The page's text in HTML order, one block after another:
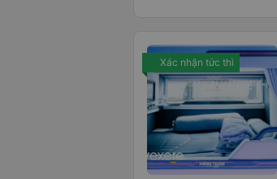
Xác nhận tức thì